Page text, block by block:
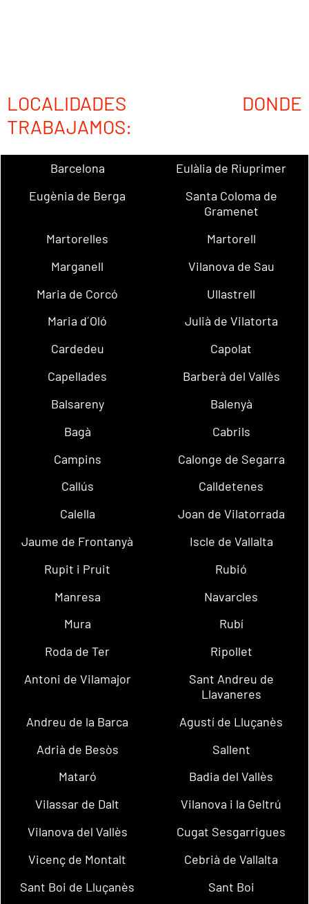
LOCALIDADES DONDE
TRABAJAMOS:
Barcelona
Eulàlia de Riuprimer
Eugènia de Berga
Santa Coloma de
Gramenet
Martorelles
Martorell
Marganell
Vilanova de Sau
Maria de Corcó
Ullastrell
Maria d´Oló
Julià de Vilatorta
Cardedeu
Capolat
Capellades
Barberà del Vallès
Balsareny
Balenyà
Bagà
Cabrils
Campins
Calonge de Segarra
Callús
Calldetenes
Calella
Joan de Vilatorrada
Jaume de Frontanyà
Iscle de Vallalta
Rupit i Pruit
Rubió
Manresa
Navarcles
Mura
Rubí
Roda de Ter
Ripollet
Antoni de Vilamajor
Sant Andreu de
Llavaneres
Andreu de la Barca
Agustí de Lluçanès
Adrià de Besòs
Sallent
Mataró
Badia del Vallès
Vilassar de Dalt
Vilanova i la Geltrú
Vilanova del Vallès
Cugat Sesgarrigues
Vicenç de Montalt
Cebrià de Vallalta
Sant Boi de Lluçanès
Sant Boi